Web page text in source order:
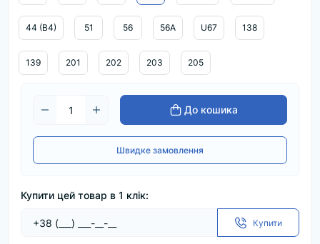
44 (B4) 51 56 56А U67 138
139 201 202 203 205
До кошика
Швидке замовлення
Купити цей товар в 1 клік:
Купити